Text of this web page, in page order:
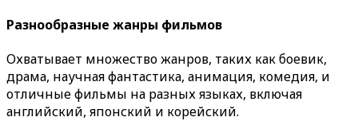
Разнообразные жанры фильмов
Охватывает множество жанров, таких как боевик,
драма, научная фантастика, анимация, комедия, и
отличные фильмы на разных языках, включая
английский, японский и корейский.